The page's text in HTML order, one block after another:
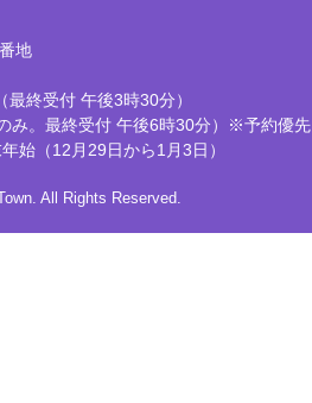
地
（最終受付 午後3時30分）
のみ。最終受付 午後6時30分）※予約優先
始（12月29日から1月3日）
All Rights Reserved.